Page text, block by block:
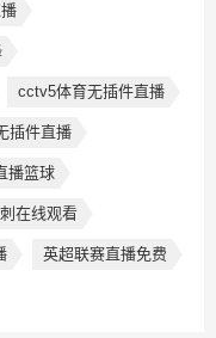
cctv5体育无插件直播
插件直播
播篮球
在线观看
英超联赛直播免费